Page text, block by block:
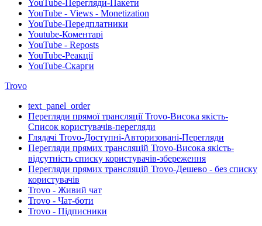
YouTube-Перегляди-Пакети
YouTube - Views - Monetization
YouTube-Передплатники
Youtube-Коментарі
YouTube - Reposts
YouTube-Реакції
YouTube-Скарги
Trovo
text_panel_order
Перегляди прямої трансляції Trovo-Висока якість-
Список користувачів-перегляди
Глядачі Trovo-Доступні-Авторизовані-Перегляди
Перегляди прямих трансляцій Trovo-Висока якість-
відсутність списку користувачів-збереження
Перегляди прямих трансляцій Trovo-Дешево - без списку
користувачів
Trovo - Живий чат
Trovo - Чат-боти
Trovo - Підписники